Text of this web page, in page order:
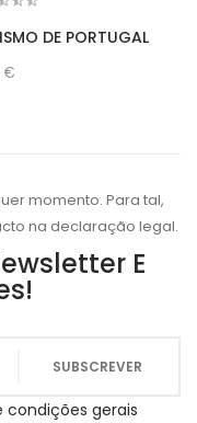
DE PORTUGAL
€
momento. Para tal,
na declaração legal.
E
gerais